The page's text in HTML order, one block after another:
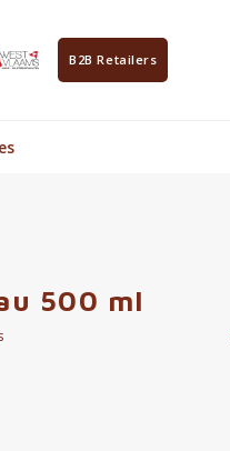
B2B Retailers
500 ml